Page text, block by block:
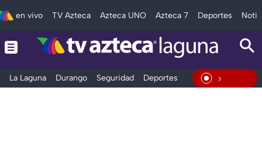
en vivo TV Azteca Azteca UNO Azteca 7 Deportes
La Laguna Durango Seguridad Deportes EntretenimientoEn Vivo